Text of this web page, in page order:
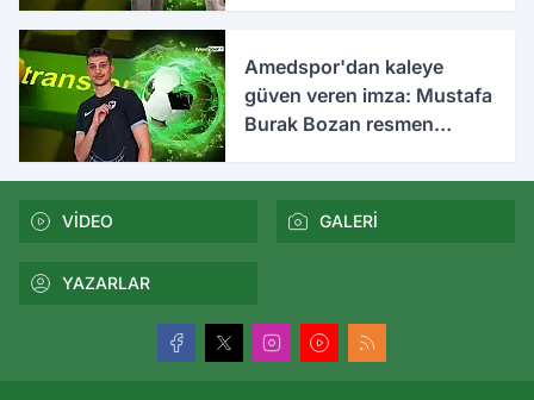
Amedspor'dan kaleye
güven veren imza: Mustafa
Burak Bozan resmen
VİDEO GALERİ
YAZARLAR